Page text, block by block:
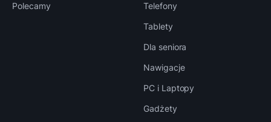
Polecamy
Telefony
Tablety
Dla seniora
Nawigacje
PC i Laptopy
Gadżety